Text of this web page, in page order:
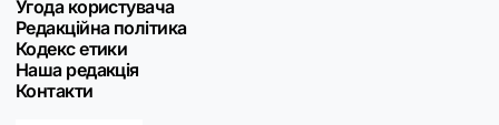
Угода користувача
Редакційна політика
Кодекс етики
Наша редакція
Контакти